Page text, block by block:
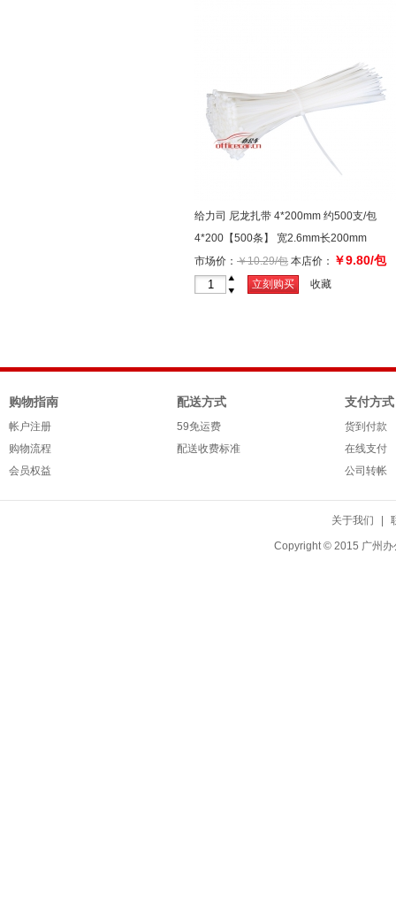
给力司 尼龙扎带 4*200mm 约500支/包
4*200【500条】 宽2.6mm长200mm
市场价： ￥10.29/包 本店价： ￥9.80/包
-
立刻购买 收藏
购物指南
帐户注册
购物流程
会员权益
配送方式
59免运费
配送收费标准
支付方式
货到付款
在线支付
公司转帐
关于我们
Copyright © 2015 广州办